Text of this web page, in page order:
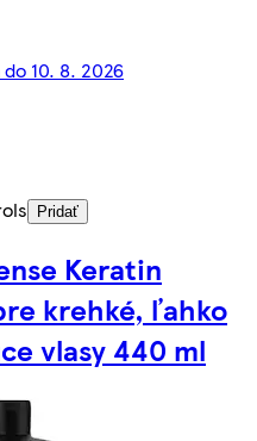
10. 8. 2026
Pridať
Keratin
krehké, ľahko
vlasy 440 ml